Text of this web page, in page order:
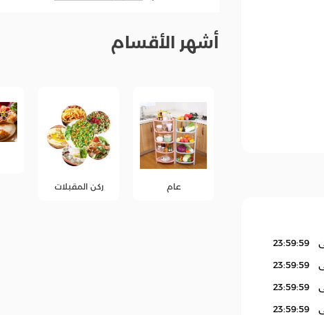
23:59:59
23:59:59
23:59:59
23:59:59
أشهر الأقسام